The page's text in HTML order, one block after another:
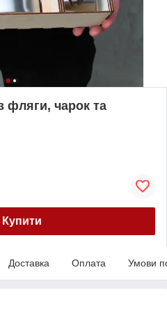
фляги, чарок та
Купити
Доставка Оплата Умови